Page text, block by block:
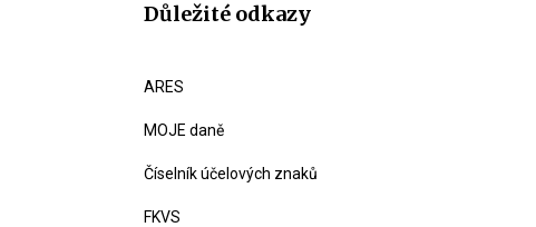
Důležité odkazy
ARES
MOJE daně
Číselník účelových znaků
FKVS